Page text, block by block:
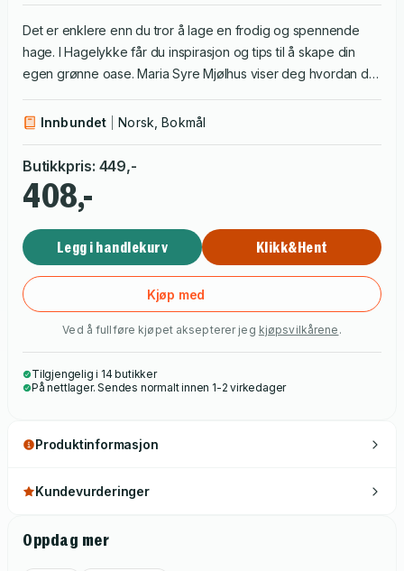
Det er enklere enn du tror å lage en frodig og spennende
hage. I Hagelykke får du inspirasjon og tips til å skape din
egen grønne oase. Maria Syre Mjølhus viser deg hvordan du
vakkert uterom. Her får du tips til hagedesign, plantevalg,
Med smittende hageglede forteller Maria om meitemarker og
bier, kreativt gjenbruk og hvordan du skaper en nydelig hage
uten å bli ruinert. Du kan lese om barn i hagen, om å bruke
hagen en gang ut i juli. Hagelykke er fylt med vakre bilder fra
Marias egen hage, som i 2022 vant Gullfjæren i kategorien
Årets hage.
Innbundet Norsk, Bokmål
Butikkpris: 449,-
408,-
Legg i handlekurv Klikk&Hent
Kjøp med
Ved å fullføre kjøpet aksepterer jeg kjøpsvilkårene .
Tilgjengelig i 14 butikker
På nettlager. Sendes normalt innen 1-2 virkedager
Produktinformasjon
Kundevurderinger
Oppdag mer